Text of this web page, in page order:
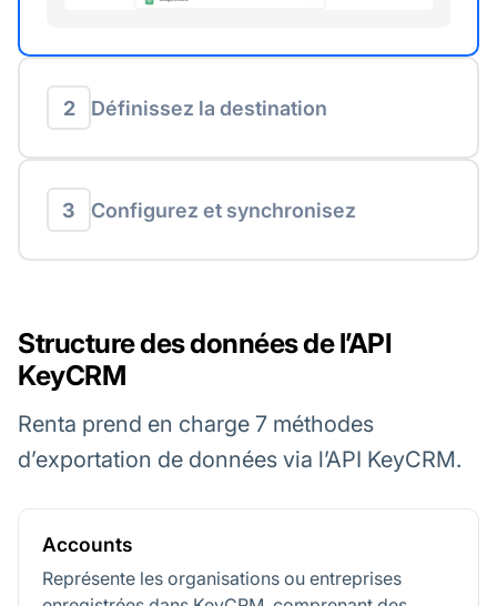
2 Définissez la destination
3 Configurez et synchronisez
Structure des données de l’API
KeyCRM
Renta prend en charge 7 méthodes
d’exportation de données via l’API KeyCRM.
Accounts
Représente les organisations ou entreprises